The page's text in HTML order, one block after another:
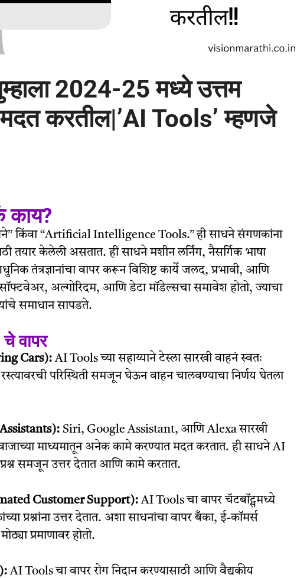
2024-25 मध्ये उत्तम
करतील|’AI Tools’ म्हणजे
काय?
किंवा “Artificial Intelligence Tools.” ही साधने संगणकांना
तयार केलेली असतात. ही साधने मशीन लर्निंग, नैसर्गिक भाषा
तंत्रज्ञानांचा वापर करून विशिष्ट कार्ये जलद, प्रभावी, आणि
अल्गोरिदम, आणि डेटा मॉडेल्सचा समावेश होतो, ज्याचा
समाधान सापडते.
वापर
Cars):AI Tools च्या सहाय्याने टेस्ला सारखी वाहनं स्वतः
रस्त्यावरची परिस्थिती समजून घेऊन वाहन चालवण्याचा निर्णय घेतला
Siri, Google Assistant, आणि Alexa सारखी
माध्यमातून अनेक कामे करण्यात मदत करतात. ही साधने AI
समजून उत्तर देतात आणि कामे करतात.
Customer Support): AI Tools चा वापर चॅटबॉट्समध्ये
प्रश्नांना उत्तर देतात. अशा साधनांचा वापर बँका, ई-कॉमर्स
प्रमाणावर होतो.
AI Tools चा वापर रोग निदान करण्यासाठी आणि वैद्यकीय